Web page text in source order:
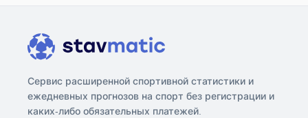
Сервис расширенной спортивной статистики и
ежедневных прогнозов на спорт без регистрации и
каких-либо обязательных платежей.